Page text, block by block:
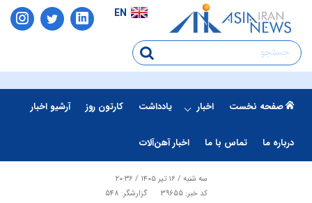
EN
صفحه نخست اخبار یادداشت کارتون روز آرشیو اخبار
درباره ما تماس با ما اخبار آهن‌آلات
سه شنبه / ۱۶ تیر ۱۴۰۵ / ۲۰:۳۶
کد خبر: 39655
گزارشگر: 548